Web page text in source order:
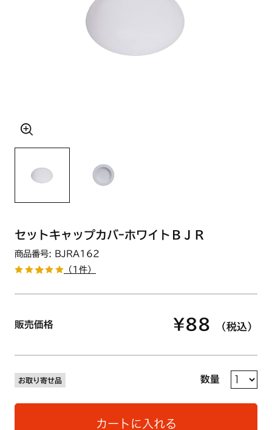
セットキャップカバｰホワイトＢＪＲ
商品番号: BJRA162
（1件）
販売価格 ¥88 （税込）
お取り寄せ品 数量
カートに入れる